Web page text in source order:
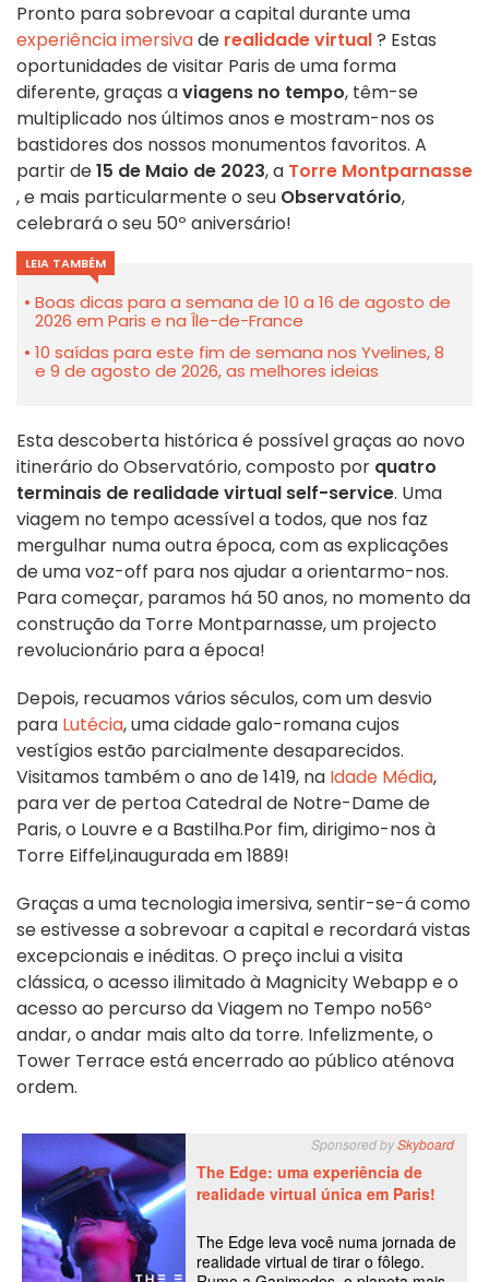
Pronto para sobrevoar a capital durante uma
experiência imersivade realidade virtual? Estas
oportunidades de visitar Paris de uma forma
diferente, graças aviagens no tempo, têm-se
multiplicado nos últimos anos e mostram-nos os
bastidores dos nossos monumentos favoritos. A
partir de15 de Maio de 2023, a Torre Montparnasse
, e mais particularmente o seu Observatório,
celebrará o seu 50º aniversário!
LEIA TAMBÉM
Boas dicas para a semana de 10 a 16 de agosto de
2026 em Paris e na Île-de-France
10 saídas para este fim de semana nos Yvelines, 8
e 9 de agosto de 2026, as melhores ideias
Esta descoberta histórica é possível graças ao novo
itinerário do Observatório, composto por quatro
terminais de realidade virtual self-service. Uma
viagem no tempo acessível a todos, que nos faz
mergulhar numa outra época, com as explicações
de uma voz-off para nos ajudar a orientarmo-nos.
Para começar, paramos há 50 anos, no momento da
construção da Torre Montparnasse,um projecto
revolucionário para a época!
Depois, recuamos vários séculos, com um desvio
para Lutécia, umacidade galo-romana cujos
vestígios estão parcialmente desaparecidos.
Visitamos também o ano de 1419, na Idade Média,
para ver de pertoa Catedral de Notre-Dame de
Paris, o Louvre e a Bastilha.Por fim, dirigimo-nos à
Torre Eiffel,inaugurada em 1889!
Graças a uma tecnologia imersiva, sentir-se-á como
se estivesse a sobrevoar a capital e recordará vistas
excepcionais e inéditas. O preço inclui a visita
clássica, o acesso ilimitado à Magnicity Webapp e o
acesso ao percurso da Viagem no Tempo no56º
andar, o andar mais alto da torre. Infelizmente, o
Tower Terrace está encerrado ao público aténova
ordem.